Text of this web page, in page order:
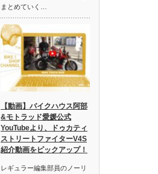
まとめていく…
【動画】バイクハウス阿部
&モトラッド愛媛公式
YouTubeより、ドゥカティ
ストリートファイターV4S
紹介動画をピックアップ！
レギュラー編集部員のノーリ